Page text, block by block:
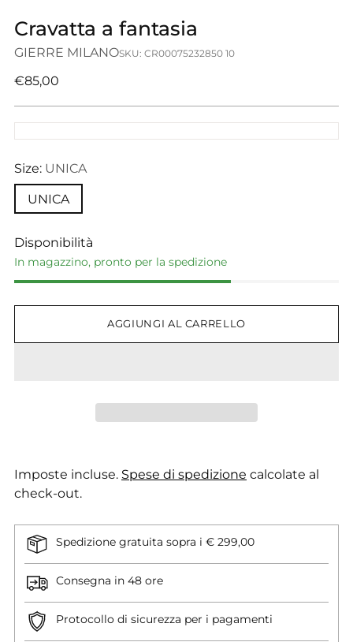
Cravatta a fantasia
GIERRE MILANOSKU: CR00075232850 10
Prezzo
€85,00
Size: UNICA
UNICA
Disponibilità
In magazzino, pronto per la spedizione
AGGIUNGI AL CARRELLO
Imposte incluse. Spese di spedizione calcolate al
check-out.
Spedizione gratuita sopra i € 299,00
Consegna in 48 ore
Protocollo di sicurezza per i pagamenti